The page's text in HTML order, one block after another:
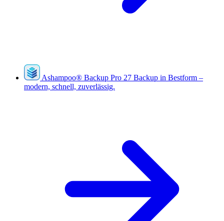
Ashampoo® Backup Pro 27 Backup in Bestform –
modern, schnell, zuverlässig.